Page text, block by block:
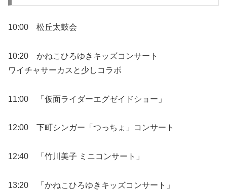
10:00 松丘太鼓会
10:20 かねこひろゆきキッズコンサート
ワイチャサーカスと少しコラボ
11:00 「仮面ライダーエグゼイドショー」
12:00 下町シンガー「つっちょ」コンサート
12:40 「竹川美子 ミニコンサート」
13:20 「かねこひろゆきキッズコンサート」